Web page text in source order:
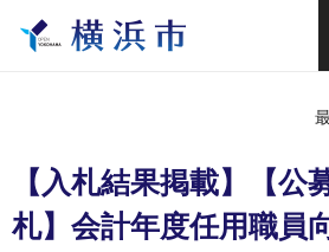
【入札結果掲載】【公
札】会計年度任用職員